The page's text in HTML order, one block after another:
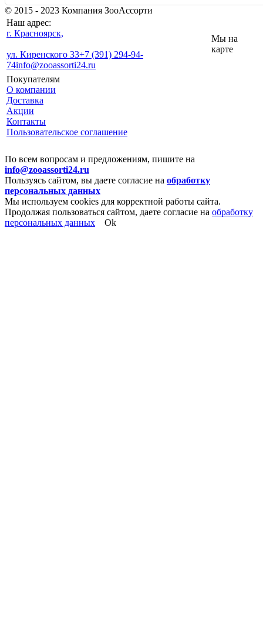
© 2015 - 2023 Компания ЗооАссорти
Наш адрес:
г. Красноярск,
ул. Киренского 33+7 (391) 294-94-
74info@zooassorti24.ru
Мы на
карте
Покупателям
О компании
Доставка
Акции
Контакты
Пользовательское соглашение
По всем вопросам и предложениям, пишите на
info@zooassorti24.ru
Пользуясь сайтом, вы даете согласие на обработку
персональных данных
Мы используем cookies для корректной работы сайта.
Продолжая пользоваться сайтом, даете согласие на обработку
персональных данных
Ok